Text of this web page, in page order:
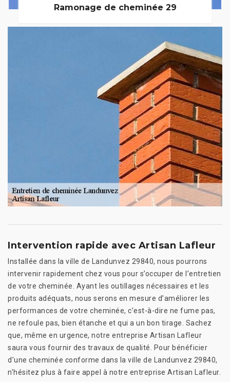
Ramonage de cheminée 29
Intervention rapide avec Artisan Lafleur
Installée dans la ville de Landunvez 29840, nous pourrons
intervenir rapidement chez vous pour s’occuper de l’entretien
de votre cheminée. Ayant les outillages nécessaires et les
produits adéquats, nous serons en mesure d’améliorer les
performances de votre cheminée, c’est-à-dire ne fume pas,
ne refoule pas, bien étanche et qui a un bon tirage. Sachez
que, même en urgence, notre entreprise Artisan Lafleur
saura vous fournir des travaux de qualité. Pour bénéficier
d’une cheminée conforme dans la ville de Landunvez 29840,
n’hésitez plus à faire appel à notre entreprise Artisan Lafleur.